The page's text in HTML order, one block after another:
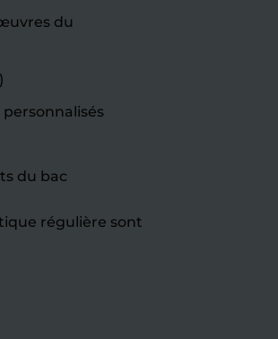
du
personnalisés
du bac
régulière sont